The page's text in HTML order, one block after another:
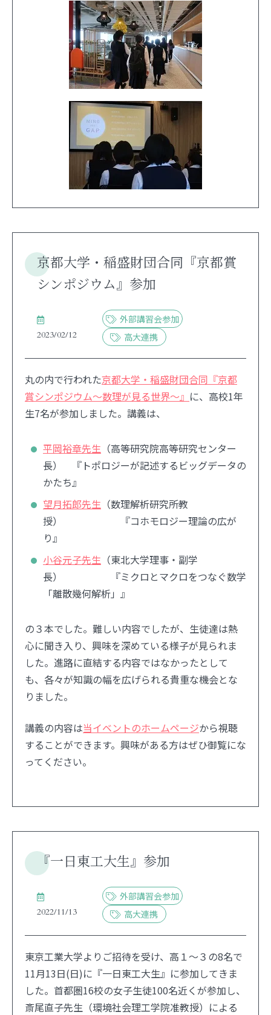
京都大学・稲盛財団合同『京都賞
シンポジウム』参加
2023/02/12
外部講習会参加
高大連携
丸の内で行われた京都大学・稲盛財団合同『京都
賞シンポジウム～数理が見る世界～』 に、高校1年
生7名が参加しました。講義は、
平岡裕章先生 （高等研究院高等研究センター
長） 『トポロジーが記述するビッグデータの
かたち』
望月拓郎先生 （数理解析研究所教
授） 『コホモロジー理論の広が
り』
小谷元子先生 （東北大学理事・副学
長） 『ミクロとマクロをつなぐ数学
「離散幾何解析」』
の３本でした。難しい内容でしたが、生徒達は熱
心に聞き入り、興味を深めている様子が見られま
した。進路に直結する内容ではなかったとして
も、各々が知識の幅を広げられる貴重な機会とな
りました。
講義の内容は当イベントのホームページから視聴
することができます。興味がある方はぜひ御覧にな
ってください。
『一日東工大生』参加
2022/11/13
外部講習会参加
高大連携
東京工業大学よりご招待を受け、高１～３の8名で
11月13日(日)に『一日東工大生』に参加してきま
した。首都圏16校の女子生徒100名近くが参加し、
斎尾直子先生（環境社会理⼯学院准教授）による